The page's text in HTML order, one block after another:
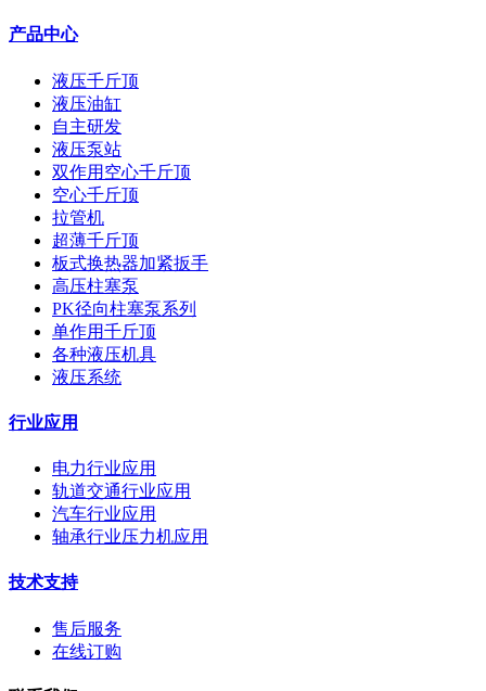
产品中心
液压千斤顶
液压油缸
自主研发
液压泵站
双作用空心千斤顶
空心千斤顶
拉管机
超薄千斤顶
板式换热器加紧扳手
高压柱塞泵
PK径向柱塞泵系列
单作用千斤顶
各种液压机具
液压系统
行业应用
电力行业应用
轨道交通行业应用
汽车行业应用
轴承行业压力机应用
技术支持
售后服务
在线订购